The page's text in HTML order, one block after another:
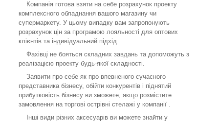
Компанія готова взяти на себе розрахунок проекту
комплексного обладнання вашого магазину чи
супермаркету. У цьому випадку вам запропонують
розрахунок цін за програмою лояльності для оптових
клієнтів та індивідуальний підхід.
Фахівці не бояться складних завдань та допоможуть з
реалізацією проекту будь-якої складності.
Заявити про себе як про впевненого сучасного
представника бізнесу, обійти конкурентів і піднятий
прибутковість бізнесу ви зможете, якщо розмістите
замовлення на торгові острівні стелажі у компанії .
Інші види різних аксесуарів ви можете знайти у